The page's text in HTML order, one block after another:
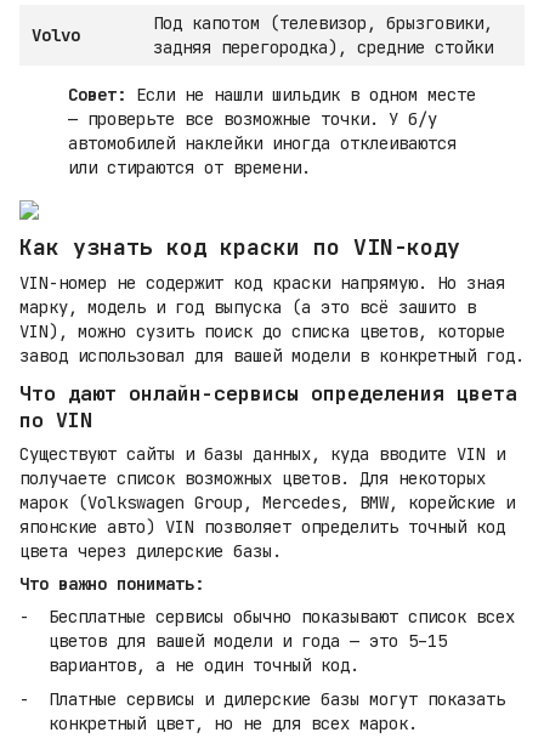
Volvo
Под капотом (телевизор, брызговики,
задняя перегородка), средние стойки
Совет:
Если не нашли шильдик в одном месте
— проверьте все возможные точки. У б/у
автомобилей наклейки иногда отклеиваются
или стираются от времени.
Как узнать код краски по VIN-коду
VIN-номер не содержит код краски напрямую. Но зная
марку, модель и год выпуска (а это всё зашито в
VIN), можно сузить поиск до списка цветов, которые
завод использовал для вашей модели в конкретный год.
Что дают онлайн-сервисы определения цвета
по VIN
Существуют сайты и базы данных, куда вводите VIN и
получаете список возможных цветов. Для некоторых
марок (Volkswagen Group, Mercedes, BMW, корейские и
японские авто) VIN позволяет определить точный код
цвета через дилерские базы.
Что важно понимать:
Бесплатные сервисы обычно показывают список всех
цветов для вашей модели и года — это 5–15
вариантов, а не один точный код.
Платные сервисы и дилерские базы могут показать
конкретный цвет, но не для всех марок.